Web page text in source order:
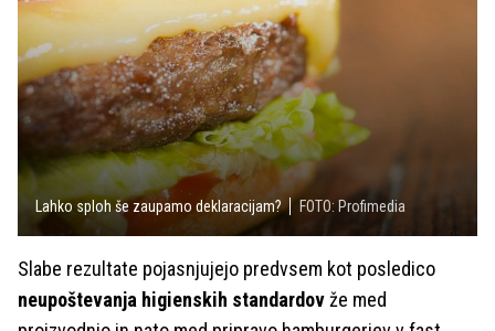
Lahko sploh še zaupamo deklaracijam? FOTO: Profimedia
Slabe rezultate pojasnjujejo predvsem kot posledico
neupoštevanja higienskih standardovže med